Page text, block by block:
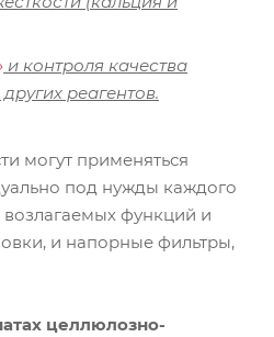
и контроля качества
реагентов.
могут применяться
под нужды каждого
функций и
и напорные фильтры,
целлюлозно-